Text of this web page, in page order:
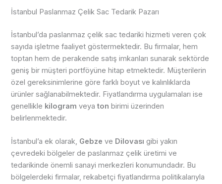
İstanbul Paslanmaz Çelik Sac Tedarik Pazarı
İstanbul’da paslanmaz çelik sac tedariki hizmeti veren çok
sayıda işletme faaliyet göstermektedir. Bu firmalar, hem
toptan hem de perakende satış imkanları sunarak sektörde
geniş bir müşteri portföyüne hitap etmektedir. Müşterilerin
özel gereksinimlerine göre farklı boyut ve kalınlıklarda
ürünler sağlanabilmektedir. Fiyatlandırma uygulamaları ise
genellikle kilogram veya ton birimi üzerinden
belirlenmektedir.
İstanbul’a ek olarak, Gebze ve Dilovası gibi yakın
çevredeki bölgeler de paslanmaz çelik üretimi ve
tedarikinde önemli sanayi merkezleri konumundadır. Bu
bölgelerdeki firmalar, rekabetçi fiyatlandırma politikalarıyla